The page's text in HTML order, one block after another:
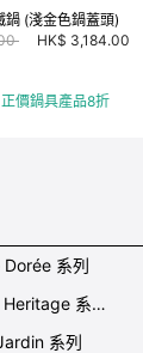
鍋 (淺金色鍋蓋頭)
from
to HK$ 3,184.00
正價鍋具產品8折
Dorée 系列
Modern Heritage 系列
系列